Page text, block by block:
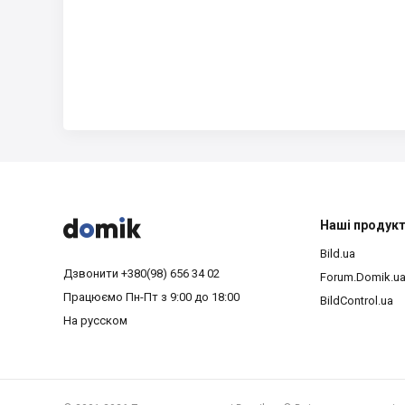



Дзвонити +380(98) 656 34 02
Працюємо Пн-Пт з 9:00 до 18:00
На русском
Наші
Bild.ua
Forum.Domik.ua
BildControl.ua